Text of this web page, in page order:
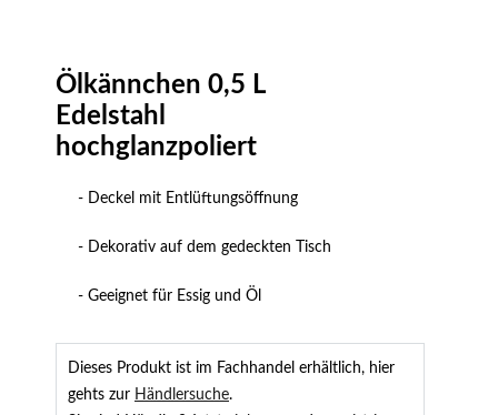
Ölkännchen 0,5 L
Edelstahl
hochglanzpoliert
- Deckel mit Entlüftungsöffnung
- Dekorativ auf dem gedeckten Tisch
- Geeignet für Essig und Öl
Dieses Produkt ist im Fachhandel erhältlich, hier
gehts zur Händlersuche.